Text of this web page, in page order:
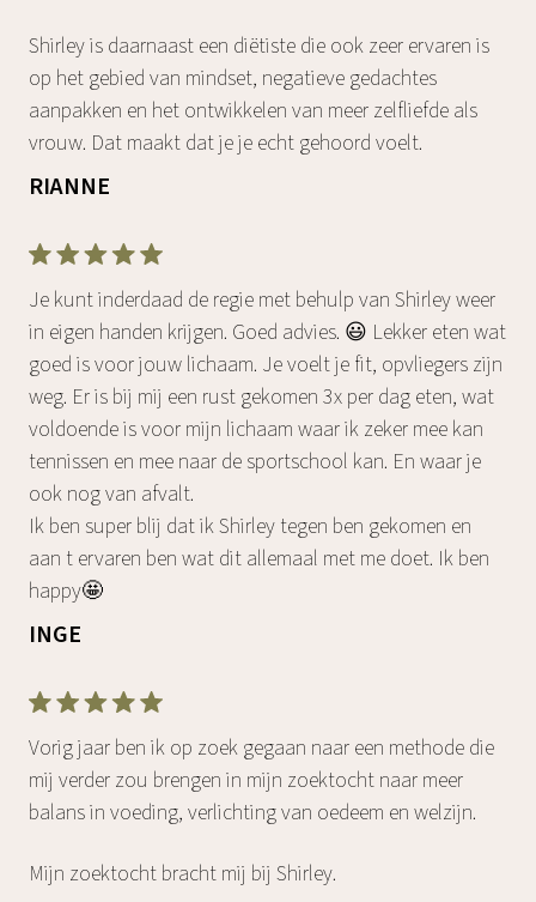
Shirley is daarnaast een diëtiste die ook zeer ervaren is
op het gebied van mindset, negatieve gedachtes
aanpakken en het ontwikkelen van meer zelfliefde als
vrouw. Dat maakt dat je je echt gehoord voelt.
RIANNE
Je kunt inderdaad de regie met behulp van Shirley weer
in eigen handen krijgen. Goed advies. 😃 Lekker eten wat
goed is voor jouw lichaam. Je voelt je fit, opvliegers zijn
weg. Er is bij mij een rust gekomen 3x per dag eten, wat
voldoende is voor mijn lichaam waar ik zeker mee kan
tennissen en mee naar de sportschool kan. En waar je
ook nog van afvalt.
Ik ben super blij dat ik Shirley tegen ben gekomen en
aan t ervaren ben wat dit allemaal met me doet. Ik ben
happy🤩
INGE
Vorig jaar ben ik op zoek gegaan naar een methode die
mij verder zou brengen in mijn zoektocht naar meer
balans in voeding, verlichting van oedeem en welzijn.
Mijn zoektocht bracht mij bij Shirley.